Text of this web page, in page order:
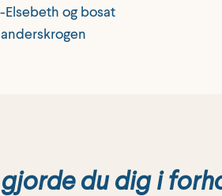
Elsebeth og bosat
du dig i